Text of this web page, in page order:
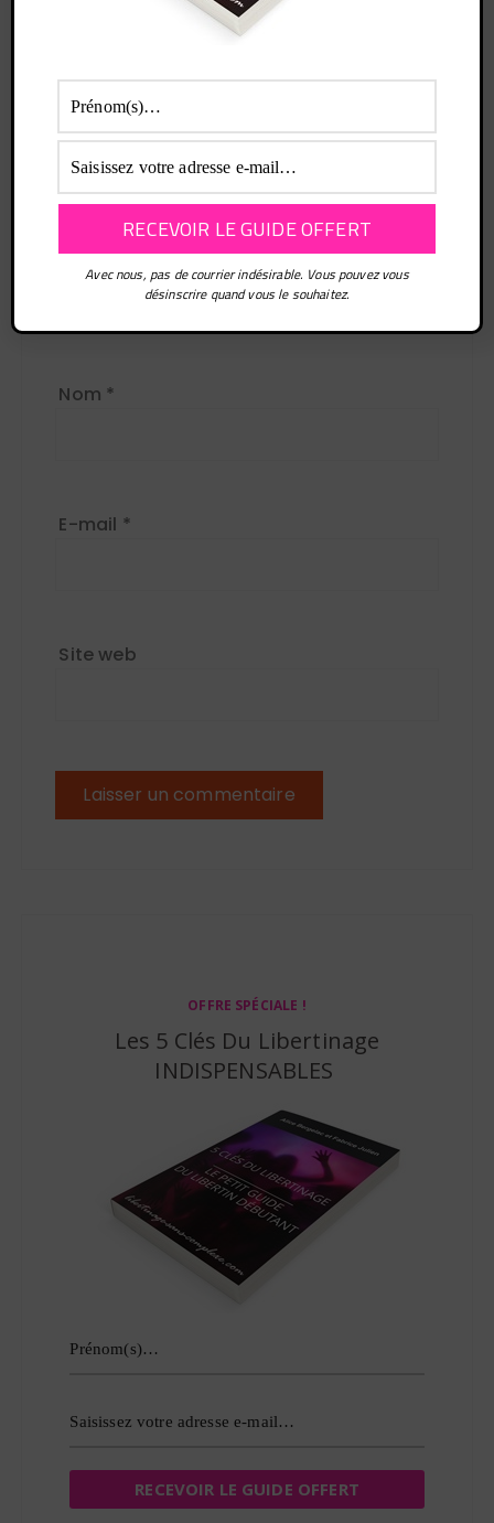
Laisser un commentaire
Votre adresse e-mail ne sera pas publiée.
Les champs obligatoires sont indiqués avec
*
Nom *
E-mail *
Site web
OFFRE SPÉCIALE !
Les 5 Clés Du Libertinage
INDISPENSABLES
Avec nous, pas de courrier indésirable. Vous pouvez vous
désinscrire quand vous le souhaitez.